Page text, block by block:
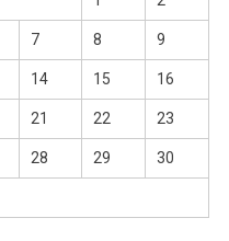
7 8 9
14 15 16
21 22 23
28 29 30